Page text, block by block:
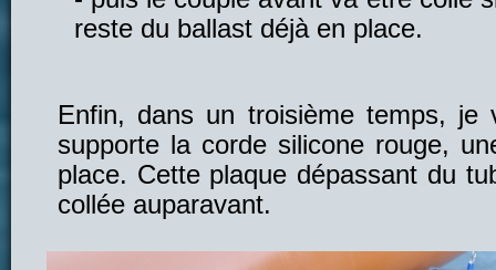
reste du ballast déjà en place.
Enfin, dans un troisième temps, je
supporte la corde silicone rouge,
place. Cette plaque dépassant du
collée auparavant.